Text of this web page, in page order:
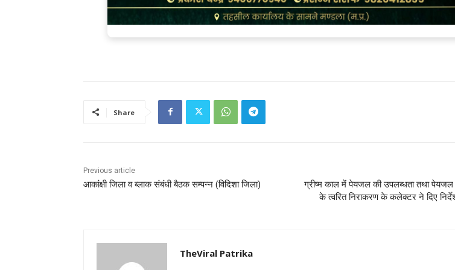
Share
Previous article
आकांक्षी जिला व ब्लाक संबंधी बैठक सम्पन्न (विदिशा जिला)
ग्रीष्म काल में पेयजल की उपलब्धता तथा पेयजल
के त्वरित निराकरण के कलेक्टर ने दिए
TheViral Patrika